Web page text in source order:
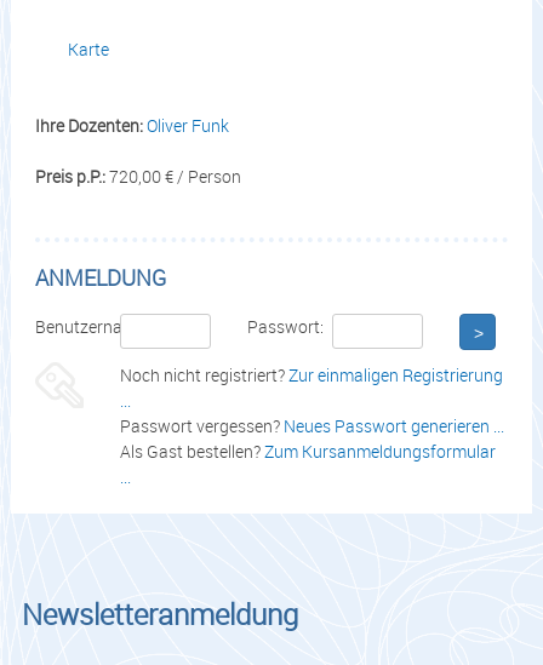
Karte
Ihre Dozenten:Oliver Funk
Preis p.P.:720,00 € / Person
ANMELDUNG
Benutzername: Passwort: >
Noch nicht registriert?Zur einmaligen Registrierung
Passwort vergessen? Neues Passwort generieren ...
Als Gast bestellen?Zum Kursanmeldungsformular
Newsletteranmeldung